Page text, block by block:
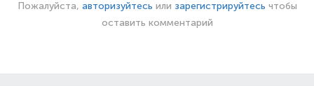
Пожалуйста, авторизуйтесь или зарегистрируйтесь чтобы
оставить комментарий